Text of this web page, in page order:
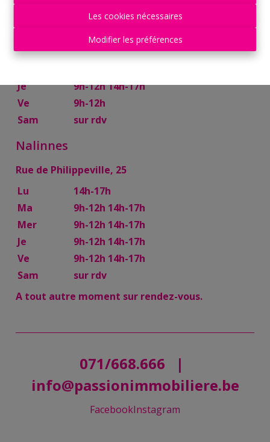
Les cookies nécessaires
Modifier les préférences
14h-17h
Ma
9h-12h 14h-17h
Je
9h-12h 14h-17h
Ve
9h-12h
Sam
sur rdv
Nalinnes
Rue de Philippeville, 25
Lu
14h-17h
Ma
9h-12h 14h-17h
Mer
9h-12h 14h-17h
Je
9h-12h 14h-17h
Ve
9h-12h 14h-17h
Sam
sur rdv
A tout autre moment sur rendez-vous.
071/668.666
|
info@passionimmobiliere.be
FacebookInstagram